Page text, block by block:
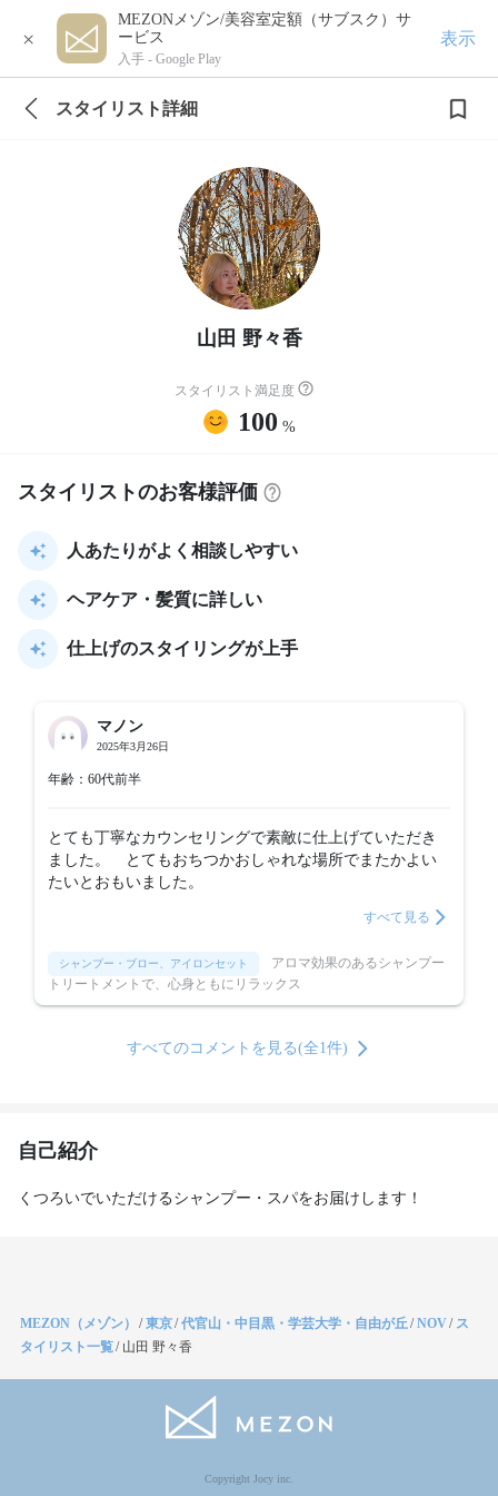
×
MEZONメゾン/美容室定額（サブスク）サ
ービス
入手 - Google Play
表示
スタイリスト詳細
山田 野々香
スタイリスト満足度
100 %
スタイリストのお客様評価
人あたりがよく相談しやすい
ヘアケア・髪質に詳しい
仕上げのスタイリングが上手
マノン
2025年3月26日
年齢：60代前半
とても丁寧なカウンセリングで素敵に仕上げていただき
ました。　とてもおちつかおしゃれな場所でまたかよい
たいとおもいました。
すべて見る
シャンプー・ブロー、アイロンセット
トリートメントで、心身ともにリラックス
すべてのコメントを見る(全1件)
自己紹介
くつろいでいただけるシャンプー・スパをお届けします！
MEZON（メゾン） /東京/代官山・中目黒・学芸大学・自由が丘/NOV/ ス
タイリスト一覧/ 山田 野々香
Copyright Jocy inc.